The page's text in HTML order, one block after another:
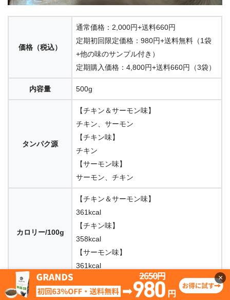
価格（税込）
通常価格：2,000円+送料660円
定期初回限定価格：980円+送料無料（1袋
+他の味のサンプル付き）
定期購入価格：4,800円+送料660円（3袋）
内容量 500g
タンパク源
【チキン＆サーモン味】
チキン、サーモン
【チキン味】
チキン
【サーモン味】
サーモン、チキン
カロリー/100g
【チキン＆サーモン味】
361kcal
【チキン味】
358kcal
【サーモン味】
361kcal
グレインフリー 〇
×